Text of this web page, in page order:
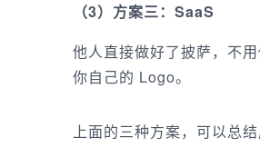
（3）方案三：SaaS
他人直接做好了披萨，不
你自己的 Logo。
上面的三种方案，可以总结